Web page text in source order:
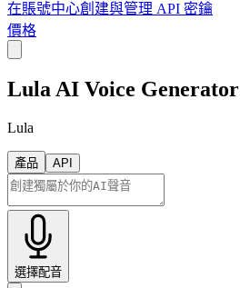
在賬號中心創建與管理 API 密鑰
價格
Lula AI Voice Generator
Lula
產品 API
選擇配音